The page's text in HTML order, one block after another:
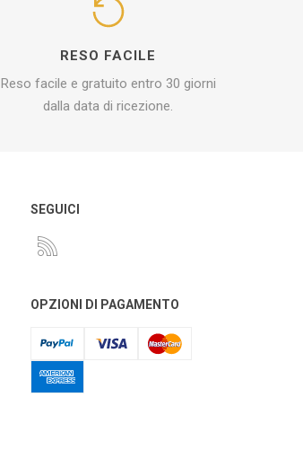
RESO FACILE
Reso facile e gratuito entro 30 giorni
dalla data di ricezione.
SEGUICI
OPZIONI DI PAGAMENTO